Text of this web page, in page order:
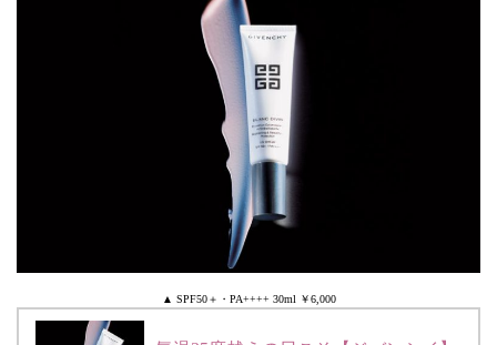
▲ SPF50＋・PA++++ 30ml ￥6,000